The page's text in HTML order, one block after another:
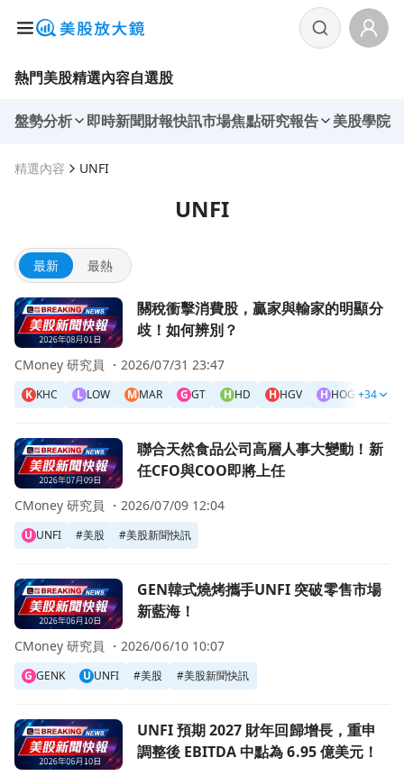
熱門美股精選內容自選股
盤勢分析 即時新聞財報快訊市場焦點研究報告 美股學院
精選內容 UNFI
UNFI
最新 最熱
前往關稅衝擊消費股，贏家與輸家的明顯分歧！如何辨別？
關稅衝擊消費股，贏家與輸家的明顯分
歧！如何辨別？
K KHC L LOW MMAR G GT H HD H HGV H HOG H
+34
CMoney 研究員 ・2026/07/31 23:47
前往聯合天然食品公司高層人事大變動！新任CFO與COO即
聯合天然食品公司高層人事大變動！新
任CFO與COO即將上任
U UNFI #美股 #美股新聞快訊
CMoney 研究員 ・2026/07/09 12:04
前往GEN韓式燒烤攜手UNFI 突破零售市場新藍海！頁面
GEN韓式燒烤攜手UNFI 突破零售市場
新藍海！
G GENK U UNFI #美股 #美股新聞快訊
CMoney 研究員 ・2026/06/10 10:07
前往UNFI 預期 2027 財年回歸增長，重申調整後 EBITDA 中
UNFI 預期 2027 財年回歸增長，重申
調整後 EBITDA 中點為 6.95 億美元！